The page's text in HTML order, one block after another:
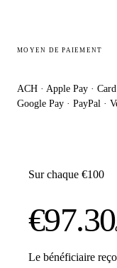
MOYEN DE PAIEMENT
ACH · Apple Pay · Card
Google Pay · PayPal ·
Sur chaque €100
€97.30
Le bénéficiaire